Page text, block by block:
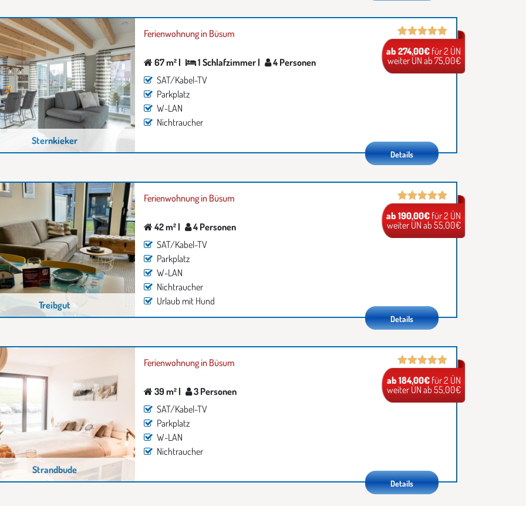
Sternkieker
Ferienwohnung in Büsum
67 m² | 1 Schlafzimmer |
4 Personen
SAT/Kabel-TV
Parkplatz
W-LAN
Nichtraucher
ab 274,00€für 2 ÜN
weiter ÜN ab 75,00€
Details
Treibgut
Ferienwohnung in Büsum
42 m² |
4 Personen
SAT/Kabel-TV
Parkplatz
W-LAN
Nichtraucher
Urlaub mit Hund
ab 190,00€für 2 ÜN
weiter ÜN ab 55,00€
Details
Strandbude
Ferienwohnung in Büsum
39 m² |
3 Personen
SAT/Kabel-TV
Parkplatz
W-LAN
Nichtraucher
ab 184,00€für 2 ÜN
weiter ÜN ab 55,00€
Details